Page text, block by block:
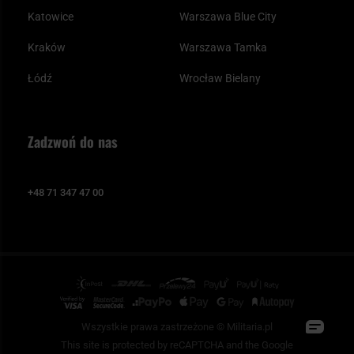
Katowice
Kraków
Łódź
Warszawa Blue City
Warszawa Tamka
Wrocław Bielany
Zadzwoń do nas
+48 71 347 47 00
Wszystkie prawa zastrzeżone © Militaria.pl
This site is protected by reCAPTCHA and the Google